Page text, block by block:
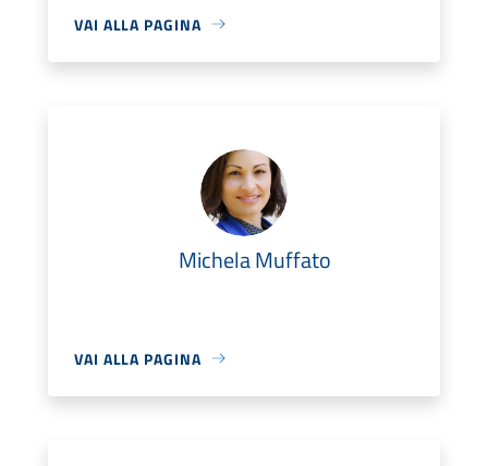
VAI ALLA PAGINA
Michela Muffato
VAI ALLA PAGINA